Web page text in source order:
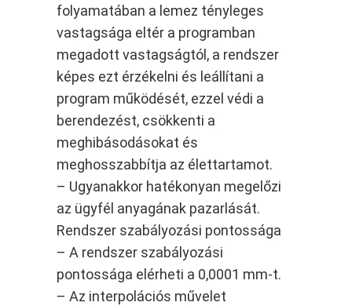
folyamatában a lemez tényleges
vastagsága eltér a programban
megadott vastagságtól, a rendszer
képes ezt érzékelni és leállítani a
program működését, ezzel védi a
berendezést, csökkenti a
meghibásodásokat és
meghosszabbítja az élettartamot.
– Ugyanakkor hatékonyan megelőzi
az ügyfél anyagának pazarlását.
Rendszer szabályozási pontossága
– A rendszer szabályozási
pontossága elérheti a 0,0001 mm-t.
– Az interpolációs művelet